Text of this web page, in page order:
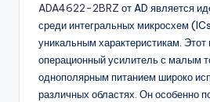
ADA4622-2BRZ от AD является
среди интегральных микросхем
уникальным характеристикам. Этот
операционный усилитель с малым
однополярным питанием широко
различных областях. Он особенно